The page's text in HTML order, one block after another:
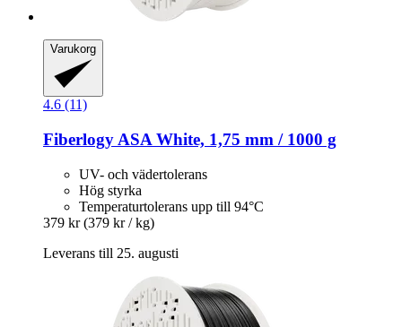
Varukorg
4.6 (11)
Fiberlogy ASA White, 1,75 mm / 1000 g
UV- och vädertolerans
Hög styrka
Temperaturtolerans upp till 94°C
379 kr (379 kr / kg)
Leverans till 25. augusti